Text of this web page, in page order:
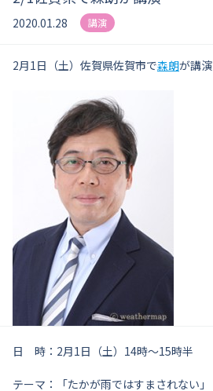
2020.01.28 講演
2月1日（土）佐賀県佐賀市で森朗が講演
日 時：2月1日（土）14時～15時半
テーマ：「たかが雨ではすまされない」